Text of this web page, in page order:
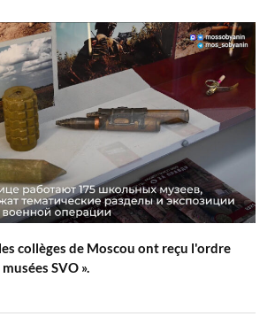
collèges de Moscou ont reçu l'ordre
SVO ».